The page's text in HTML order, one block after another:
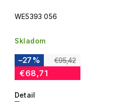
WE5393 056
Skladom
€95,42
–27 %
€68,71
Detail